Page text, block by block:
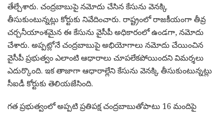
తేల్చేశారు. చంద్రబాబుపై నమోదు చేసిన కేసును వెనక్కి
తీసుకుంటున్నట్లు కోర్టుకు నివేదించారు. రాష్ట్రంలో రాజకీయంగా తీవ్ర
చర్చనీయాంశమైన ఈ కేసును వైసీపీ అధికారంలో ఉండగా, నమోదు
చేశారు. అప్పట్లోనే చంద్రబాబుపై అభియోగాలు నమోదు చేయించిన
వైసీపీ ప్రభుత్వం ఎలాంటి ఆధారాలు చూపలేకపోయిందని విమర్శలు
ఎదుర్కొంది. ఇక తాజాగా ఆధారాల్లేని కేసును వెనక్కి తీసుకుంటున్నట్లు
సీఐడీ కోర్టుకు తెలియజేసింది.
గత ప్రభుత్వంలో అప్పటి ప్రతిపక్ష చంద్రబాబుతోపాటు 16 మందిపై